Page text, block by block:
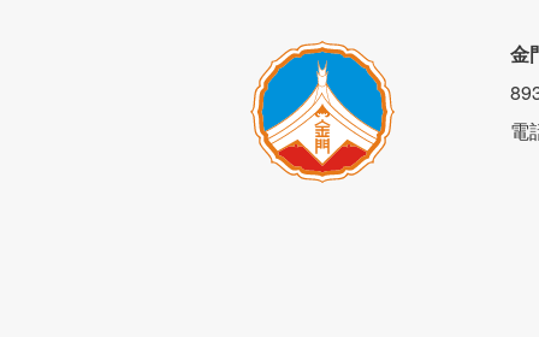
民宿位於金門金湖市區，也因位於金門中
館與二館僅相距 100公尺，旅客憑門鎖密
金
電